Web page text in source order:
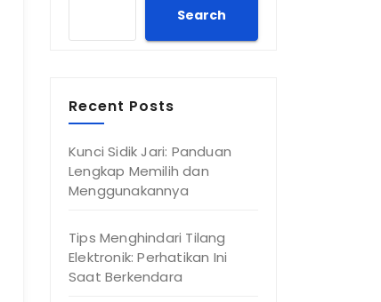
Search
Recent Posts
Kunci Sidik Jari: Panduan
Lengkap Memilih dan
Menggunakannya
Tips Menghindari Tilang
Elektronik: Perhatikan Ini
Saat Berkendara